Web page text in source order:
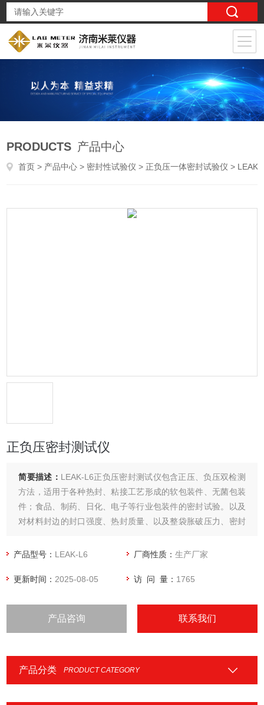
PRODUCTS 产品中心
首页 > 产品中心 > 密封性试验仪 > 正负压一体密封试验仪 > LEAK-L6正负压密封测试仪
正负压密封测试仪
简要描述： LEAK-L6正负压密封测试仪包含正压、负压双检测
方法，适用于各种热封、粘接工艺形成的软包装件、无菌包装
件；食品、制药、日化、电子等行业包装件的密封试验。以及
对材料封边的封口强度、热封质量、以及整袋胀破压力、密封
定，各种软管整体密封性能、耐压强度、帽 体连接强度、脱扣
密性测试。
产品型号： LEAK-L6 厂商性质：生产厂家
更新时间： 2025-08-05 访 问 量： 1765
产品咨询 联系我们
产品分类 PRODUCT CATEGORY